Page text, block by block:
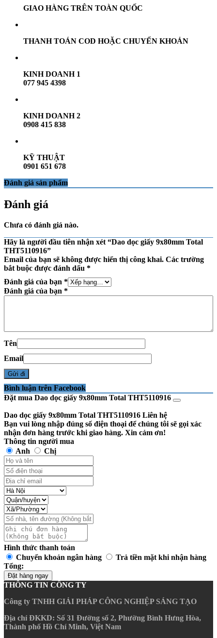
GIAO HÀNG TRÊN TOÀN QUỐC
THANH TOÁN COD HOẶC CHUYỂN KHOẢN
KINH DOANH 1
077 945 4398
KINH DOANH 2
0908 415 838
KỸ THUẬT
0901 651 678
Đánh giá sản phẩm
Đánh giá
Chưa có đánh giá nào.
Hãy là người đầu tiên nhận xét “Dao dọc giấy 9x80mm Total
THT5110916”
Email của bạn sẽ không được hiển thị công khai. Các trường
bắt buộc được đánh dấu *
Đánh giá của bạn *
Đánh giá của bạn *
Tên
Email
Bình luận trên Facebook
Đặt mua Dao dọc giấy 9x80mm Total THT5110916
Dao dọc giấy 9x80mm Total THT5110916 Liên hệ
Bạn vui lòng nhập đúng số điện thoại để chúng tôi sẽ gọi xác
nhận đơn hàng trước khi giao hàng. Xin cảm ơn!
Thông tin người mua
Anh
Chị
Hình thức thanh toán
Chuyển khoản ngân hàng
Trả tiền mặt khi nhận hàng
Tổng:
Đặt hàng ngay
THÔNG TIN CÔNG TY
Công ty TNHH GIẢI PHÁP CÔNG NGHIỆP SÁNG TẠO
Địa chỉ ĐKKD: Số 31 Đường số 2, Phường Bình Hưng Hòa,
Thành phố Hồ Chí Minh, Việt Nam